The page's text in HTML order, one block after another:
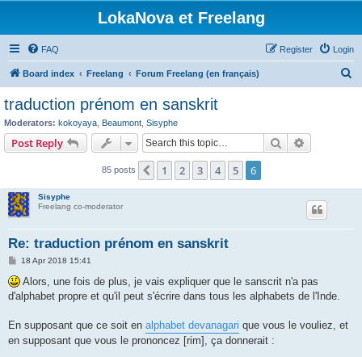
LokaNova et Freelang
FAQ Login
Register
Board index Freelang Forum Freelang (en français)
traduction prénom en sanskrit
Moderators: kokoyaya Beaumont Sisyphe
Post Reply Search
85 posts Previous
1 2 3 4 5 6
Sisyphe
Freelang co-moderator
Re: traduction prénom en sanskrit
P
s
t
18 Apr 2018 15:41
Alors, une fois de plus, je vais expliquer que le sanscrit n'a pas
d'alphabet propre et qu'il peut s'écrire dans tous les alphabets de l'Inde.
En supposant que ce soit en alphabet devanagari que vous le vouliez, et
en supposant que vous le prononcez [rim], ça donnerait :